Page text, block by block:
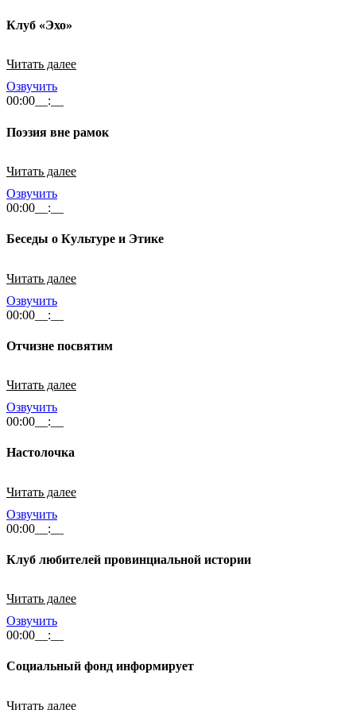
Клуб «Эхо»
Читать далее
Озвучить
00:00 __:__
Поэзия вне рамок
Читать далее
Озвучить
00:00 __:__
Беседы о Культуре и Этике
Читать далее
Озвучить
00:00 __:__
Отчизне посвятим
Читать далее
Озвучить
00:00 __:__
Настолочка
Читать далее
Озвучить
00:00 __:__
Клуб любителей провинциальной истории
Читать далее
Озвучить
00:00 __:__
Социальный фонд информирует
Читать далее